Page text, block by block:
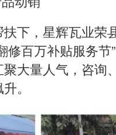
下，星辉瓦业荣
修百万补贴服务
大量人气，咨询
。